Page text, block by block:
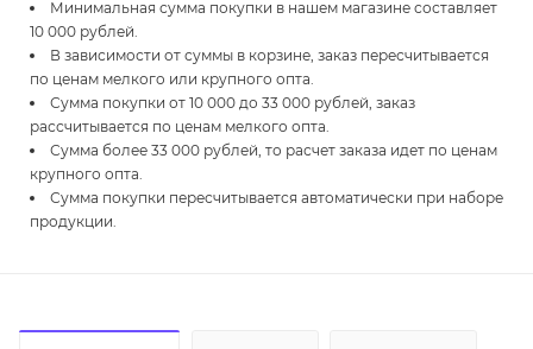
Минимальная сумма покупки в нашем магазине составляет
10 000 рублей.
В зависимости от суммы в корзине, заказ пересчитывается
по ценам мелкого или крупного опта.
Сумма покупки от 10 000 до 33 000 рублей, заказ
рассчитывается по ценам мелкого опта.
Сумма более 33 000 рублей, то расчет заказа идет по ценам
крупного опта.
Сумма покупки пересчитывается автоматически при наборе
продукции.